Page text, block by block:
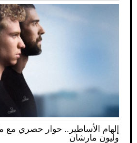
إلهام الأساطير.. حوار حصري مع
وليون مارشان